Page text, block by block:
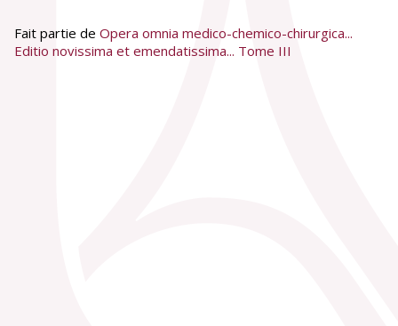
Fait partie de Opera omnia medico-chemico-chirurgica...
Editio novissima et emendatissima... Tome III